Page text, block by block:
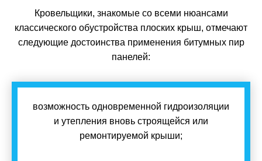
Кровельщики, знакомые со всеми нюансами
классического обустройства плоских крыш, отмечают
следующие достоинства применения битумных пир
панелей:
возможность одновременной гидроизоляции
и утепления вновь строящейся или
ремонтируемой крыши;